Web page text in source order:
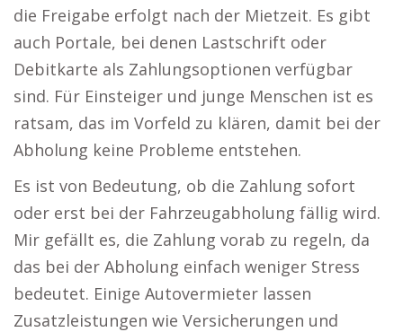
die Freigabe erfolgt nach der Mietzeit. Es gibt
auch Portale, bei denen Lastschrift oder
Debitkarte als Zahlungsoptionen verfügbar
sind. Für Einsteiger und junge Menschen ist es
ratsam, das im Vorfeld zu klären, damit bei der
Abholung keine Probleme entstehen.
Es ist von Bedeutung, ob die Zahlung sofort
oder erst bei der Fahrzeugabholung fällig wird.
Mir gefällt es, die Zahlung vorab zu regeln, da
das bei der Abholung einfach weniger Stress
bedeutet. Einige Autovermieter lassen
Zusatzleistungen wie Versicherungen und